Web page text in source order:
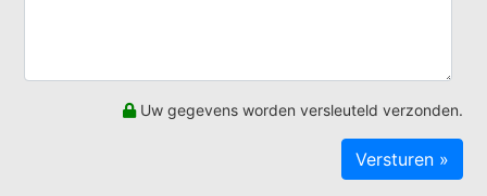
Uw gegevens worden versleuteld verzonden.